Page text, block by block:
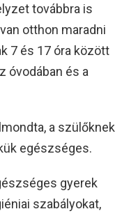
továbbra is
otthon maradni
7 és 17 óra között
óvodában és a
a szülőknek
egészséges.
gyerek
szabályokat,